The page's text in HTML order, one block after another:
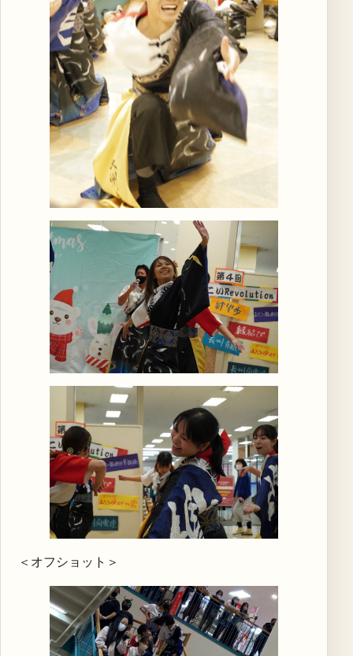
＜オフショット＞